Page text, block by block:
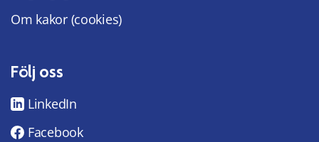
Om kakor (cookies)
Följ oss
LinkedIn
Facebook